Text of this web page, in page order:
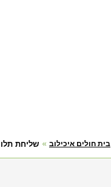
שליחת בית חולים איכילוב